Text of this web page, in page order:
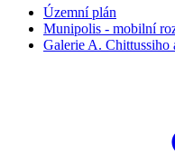
Územní plán
Munipolis - mobilní
Galerie A. Chittussiho